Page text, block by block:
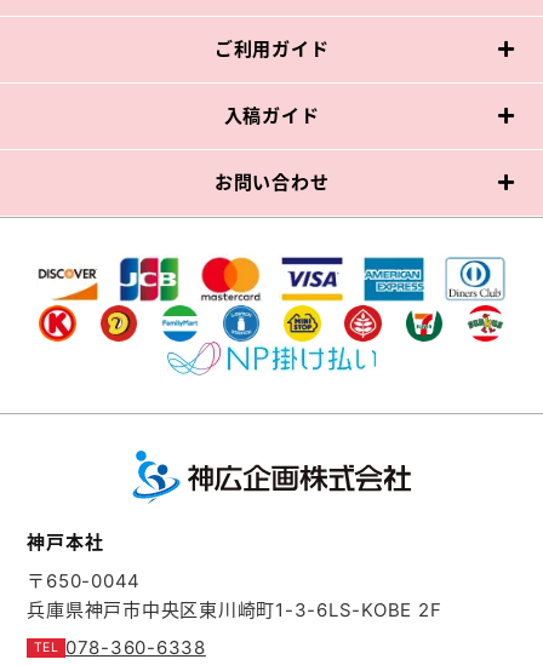
ご利用ガイド
入稿ガイド
お問い合わせ
神戸本社
〒650-0044
兵庫県神戸市中央区東川崎町1-3-6LS-KOBE 2F
078-360-6338